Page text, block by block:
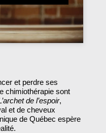
et perdre ses
chimiothérapie sont
de l’espoir,
et de cheveux
de Québec espère